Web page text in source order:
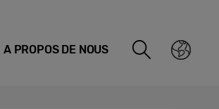
A PROPOS DE NOUS